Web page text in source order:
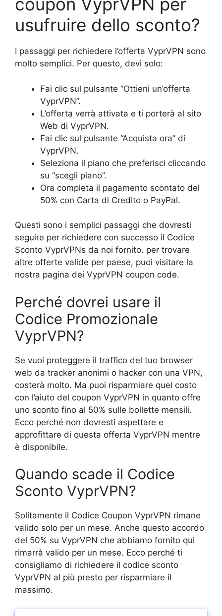
usufruire dello sconto?
I passaggi per richiedere l’offerta VyprVPN sono
molto semplici. Per questo, devi solo:
Fai clic sul pulsante “Ottieni un’offerta
VyprVPN”.
L’offerta verrà attivata e ti porterà al sito
Web di VyprVPN.
Fai clic sul pulsante “Acquista ora” di
VyprVPN.
Seleziona il piano che preferisci cliccando
su “scegli piano”.
Ora completa il pagamento scontato del
50% con Carta di Credito o PayPal.
Questi sono i semplici passaggi che dovresti
seguire per richiedere con successo il Codice
Sconto VyprVPNs da noi fornito. per trovare
altre offerte valide per paese, puoi visitare la
nostra pagina dei VyprVPN coupon code.
Perché dovrei usare il
Codice Promozionale
VyprVPN?
Se vuoi proteggere il traffico del tuo browser
web da tracker anonimi o hacker con una VPN,
costerà molto. Ma puoi risparmiare quel costo
con l’aiuto del coupon VyprVPN in quanto offre
uno sconto fino al 50% sulle bollette mensili.
Ecco perché non dovresti aspettare e
approfittare di questa offerta VyprVPN mentre
è disponibile.
Quando scade il Codice
Sconto VyprVPN?
Solitamente il Codice Coupon VyprVPN rimane
valido solo per un mese. Anche questo accordo
del 50% su VyprVPN che abbiamo fornito qui
rimarrà valido per un mese. Ecco perché ti
consigliamo di richiedere il codice sconto
VyprVPN al più presto per risparmiare il
massimo.